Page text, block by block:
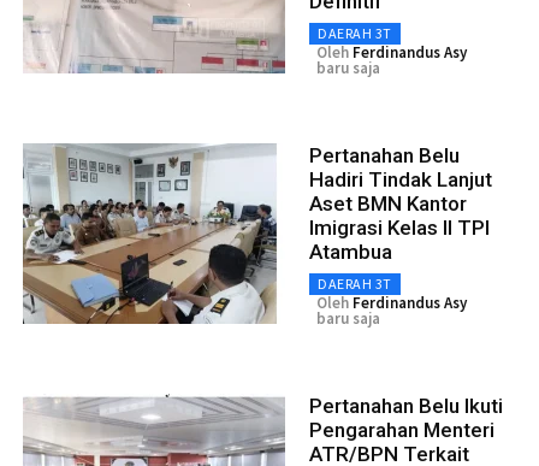
DAERAH 3T
Oleh Ferdinandus Asy
baru saja
Pertanahan Belu
Hadiri Tindak Lanjut
Aset BMN Kantor
Imigrasi Kelas II TPI
Atambua
DAERAH 3T
Oleh Ferdinandus Asy
baru saja
Pertanahan Belu Ikuti
Pengarahan Menteri
ATR/BPN Terkait